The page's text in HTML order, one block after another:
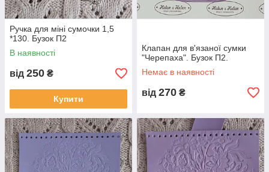
Ручка для міні сумочки 1,5
*130. Бузок П2
В наявності
від 250 ₴
Купити
Клапан для в'язаної сумки
"Черепаха". Бузок П2.
Немає в наявності
від 270 ₴